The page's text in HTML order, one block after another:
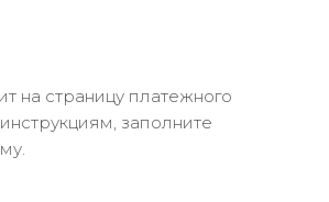
на страницу платежного
заполните